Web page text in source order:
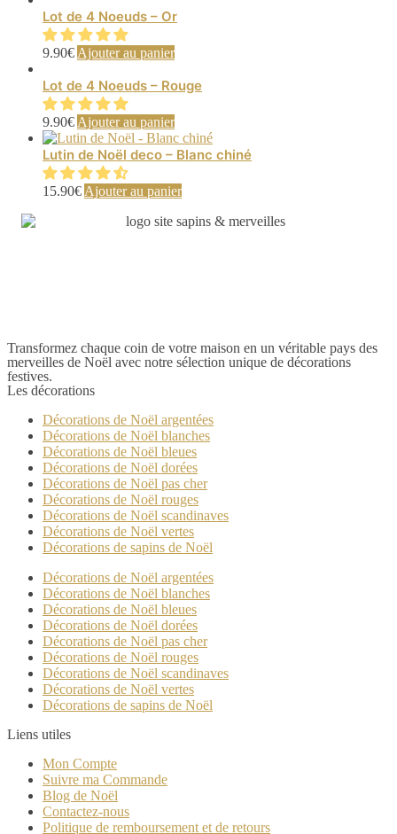
Lot de 4 Noeuds – Or
9.90€ Ajouter au panier
Lot de 4 Noeuds – Rouge
9.90€ Ajouter au panier
Lutin de Noël deco – Blanc chiné
15.90€ Ajouter au panier
Transformez chaque coin de votre maison en un véritable pays des
merveilles de Noël avec notre sélection unique de décorations
festives.
Les décorations
Décorations de Noël argentées
Décorations de Noël blanches
Décorations de Noël bleues
Décorations de Noël dorées
Décorations de Noël pas cher
Décorations de Noël rouges
Décorations de Noël scandinaves
Décorations de Noël vertes
Décorations de sapins de Noël
Décorations de Noël argentées
Décorations de Noël blanches
Décorations de Noël bleues
Décorations de Noël dorées
Décorations de Noël pas cher
Décorations de Noël rouges
Décorations de Noël scandinaves
Décorations de Noël vertes
Décorations de sapins de Noël
Liens utiles
Mon Compte
Suivre ma Commande
Blog de Noël
Contactez-nous
Politique de remboursement et de retours